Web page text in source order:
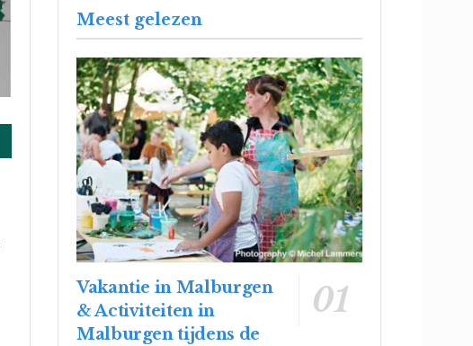
Meest gelezen
Vakantie in Malburgen
& Activiteiten in
Malburgen tijdens de